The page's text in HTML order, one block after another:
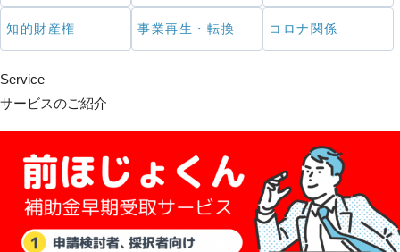
知的財産権 事業再生・転換 コロナ関係
Service
サービスのご紹介